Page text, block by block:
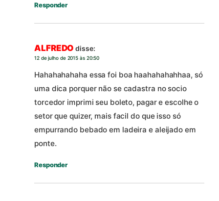
Responder
ALFREDO disse:
12 de julho de 2015 às 20:50
Hahahahahaha essa foi boa haahahahahhaa, só
uma dica porquer não se cadastra no socio
torcedor imprimi seu boleto, pagar e escolhe o
setor que quizer, mais facil do que isso só
empurrando bebado em ladeira e aleijado em
ponte.
Responder